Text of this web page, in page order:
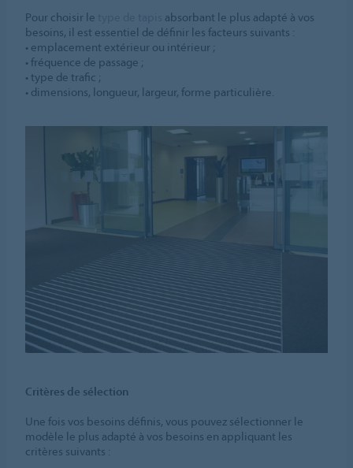
Pour choisir le
absorbant le plus adapté à vos
besoins, il est essentiel de définir les facteurs suivants :
• emplacement extérieur ou intérieur ;
• fréquence de passage ;
• type de trafic ;
• dimensions, longueur, largeur, forme particulière.
Critères de sélection
Une fois vos besoins définis, vous pouvez sélectionner le
modèle le plus adapté à vos besoins en appliquant les
critères suivants :